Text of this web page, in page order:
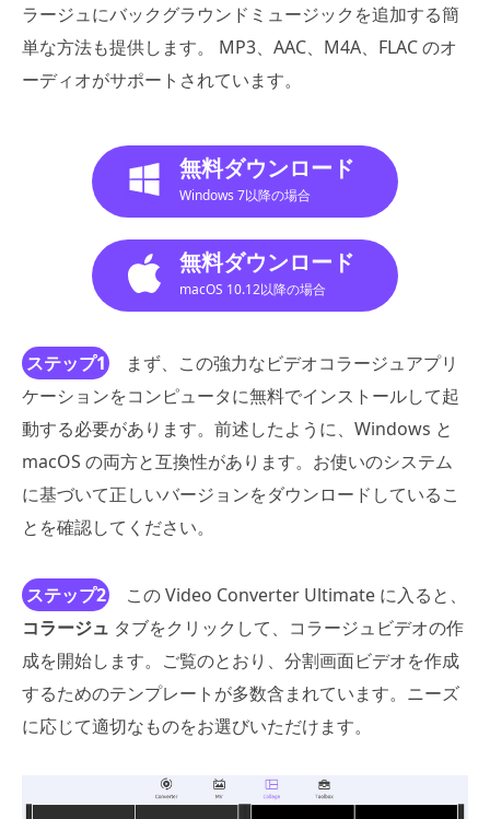
ラージュにバックグラウンドミュージックを追加する簡
単な方法も提供します。 MP3、AAC、M4A、FLAC のオ
ーディオがサポートされています。
無料ダウンロード
Windows 7以降の場合
無料ダウンロード
macOS 10.12以降の場合
ステップ1
まず、この強力なビデオコラージュアプリ
ケーションをコンピュータに無料でインストールして起
動する必要があります。前述したように、Windows と
macOS の両方と互換性があります。お使いのシステム
に基づいて正しいバージョンをダウンロードしているこ
とを確認してください。
ステップ2
この Video Converter Ultimate に入ると、
コラージュ タブをクリックして、コラージュビデオの作
成を開始します。ご覧のとおり、分割画面ビデオを作成
するためのテンプレートが多数含まれています。ニーズ
に応じて適切なものをお選びいただけます。